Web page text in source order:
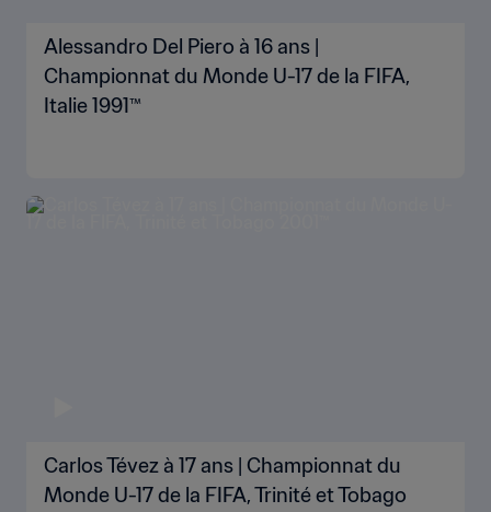
Alessandro Del Piero à 16 ans |
Championnat du Monde U-17 de la FIFA,
Italie 1991™
Carlos Tévez à 17 ans | Championnat du
Monde U-17 de la FIFA, Trinité et Tobago